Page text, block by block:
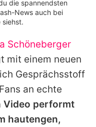
die spannendsten
News auch bei
siehst.
Schöneberger
mit einem neuen
Gesprächsstoff
an echte
Video performt
hautengen,